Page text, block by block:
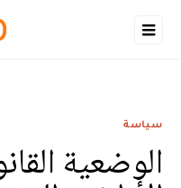
سياسة
الوضعية